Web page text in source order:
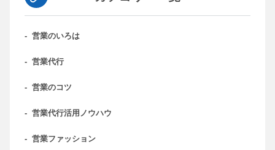
- 営業のいろは
- 営業代行
- 営業のコツ
- 営業代行活用ノウハウ
- 営業ファッション